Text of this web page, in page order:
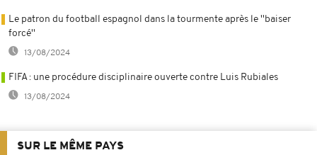
Le patron du football espagnol dans la tourmente après le ''baiser
forcé''
13/08/2024
FIFA : une procédure disciplinaire ouverte contre Luis Rubiales
13/08/2024
SUR LE MÊME PAYS